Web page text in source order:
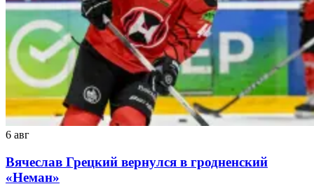
6 авг
Вячеслав Грецкий вернулся в гродненский
«Неман»